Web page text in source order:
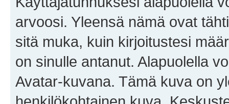
arvoosi. Yleensä nämä ovat
sitä muka, kuin kirjoitustesi
on sinulle antanut. Alapuolella
Avatar-kuvana. Tämä kuva on